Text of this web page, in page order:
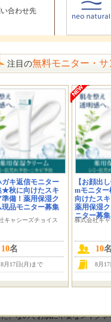
合わせ先
注目の無料モニター・サ
キ返信モニター
★秋に向けたスキ
準備！薬用保湿ク
現品モニター募集
キャシーズチョイス
10名
8月17日(月)まで
【お顔出
mモニタ
向けたスキ
薬用保湿
ニター募集
株式会社キ
10名
8月
モニタープレゼント
選考方法
らのメッセージ
float:left; width:150px;
background-color:#99ccff;
0px 0px 5px; padding:2px 2px
.FS2_sort_menu_bg,
クコスメ ネオナチュラルです。
す。
for (ネイチャーズ フォー)
※顔出しや動画投稿がOKな方
れまですっきりオフ メイクは
までしっかりオフ。気になる
はなく美容オイルで落とす 主
などの良質な美容オイル。こ
。なのでお肌に不要なメイク